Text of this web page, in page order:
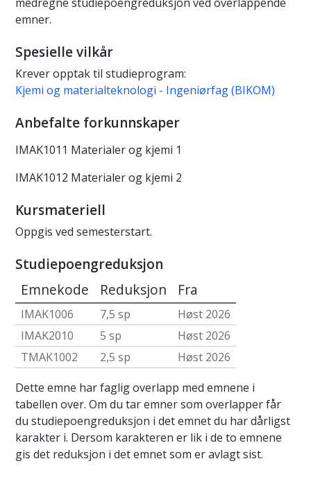
emner.
Spesielle vilkår
Krever opptak til studieprogram:
Kjemi og materialteknologi - Ingeniørfag (BIKOM)
Anbefalte forkunnskaper
IMAK1011 Materialer og kjemi 1
IMAK1012 Materialer og kjemi 2
Kursmateriell
Oppgis ved semesterstart.
Studiepoengreduksjon
Emnekode Reduksjon Fra
IMAK1006 7,5 sp
Høst 2026
IMAK2010
5 sp
Høst 2026
TMAK1002
2,5 sp
Høst 2026
Dette emne har faglig overlapp med emnene i
tabellen over. Om du tar emner som overlapper får
du studiepoengreduksjon i det emnet du har dårligst
karakter i. Dersom karakteren er lik i de to emnene
gis det reduksjon i det emnet som er avlagt sist.